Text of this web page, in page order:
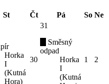
St Čt Pá So Ne
Horka
I
(Kutná
Hora)
30
31
Směsný
odpad
Horka
I
(Kutná
1 2